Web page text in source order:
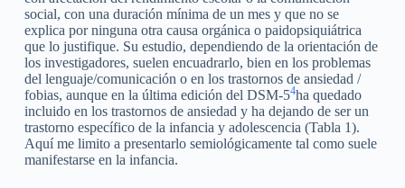
social, con una duración mínima de un mes y que no se
explica por ninguna otra causa orgánica o paidopsiquiátrica
que lo justifique. Su estudio, dependiendo de la orientación de
los investigadores, suelen encuadrarlo, bien en los problemas
del lenguaje/comunicación o en los trastornos de ansiedad /
fobias, aunque en la última edición del DSM-54ha quedado
incluido en los trastornos de ansiedad y ha dejando de ser un
trastorno específico de la infancia y adolescencia (Tabla 1).
Aquí me limito a presentarlo semiológicamente tal como suele
manifestarse en la infancia.